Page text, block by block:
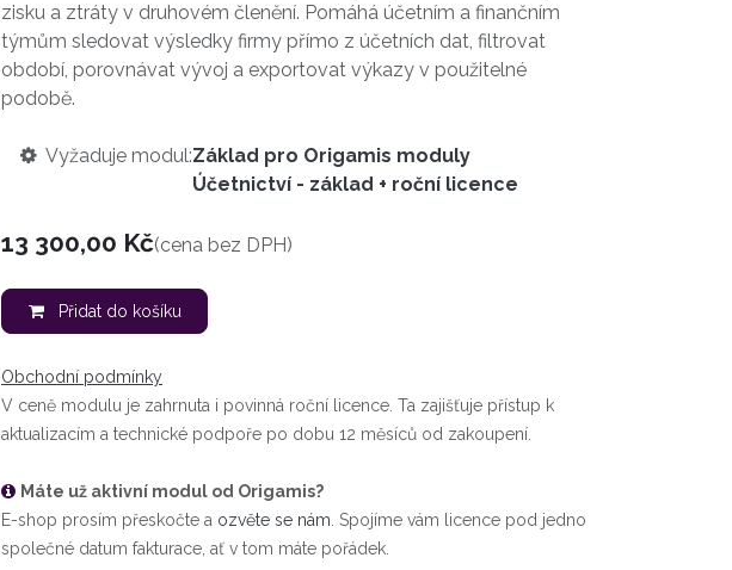
zisku a ztráty v druhovém členění. Pomáhá účetním a finančním
týmům sledovat výsledky firmy přímo z účetních dat, filtrovat
období, porovnávat vývoj a exportovat výkazy v použitelné
podobě.
Vyžaduje modul:Základ pro Origamis moduly
Účetnictví - základ + roční licence
13 300,00 Kč(cena bez DPH)
Přidat do košíku
Obchodní podmínky
V ceně modulu je zahrnuta i povinná roční licence. Ta zajišťuje přístup k
aktualizacím a technické podpoře po dobu 12 měsíců od zakoupení.
Máte už aktivní modul od Origamis?
E-shop prosím přeskočte a ozvěte se nám . Spojíme vám licence pod jedno
společné datum fakturace, ať v tom máte pořádek.